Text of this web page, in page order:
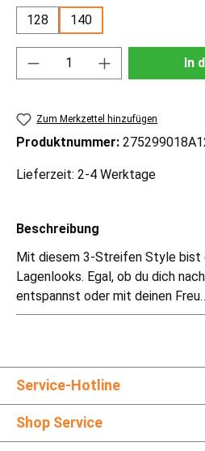
128
140
Produkt Anzahl: Gib In
Zum Merkzettel hinzufügen
Produktnummer:
Lieferzeit: 2-4 Werktage
Beschreibung
Mit diesem 3-Streifen Style bist
Lagenlooks. Egal, ob du dich
entspannst oder mit deinen
Service-Hotline
Shop Service